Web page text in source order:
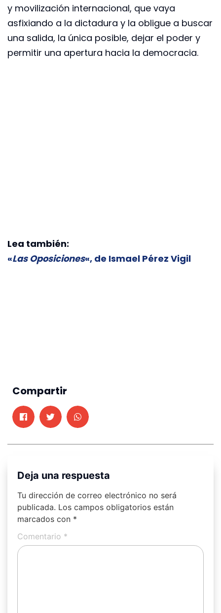
y movilización internacional, que vaya
asfixiando a la dictadura y la obligue a buscar
una salida, la única posible, dejar el poder y
permitir una apertura hacia la democracia.
Lea también:
«Las Oposiciones«, de Ismael Pérez Vigil
Compartir
Deja una respuesta
Tu dirección de correo electrónico no será
publicada. Los campos obligatorios están
marcados con *
Comentario *